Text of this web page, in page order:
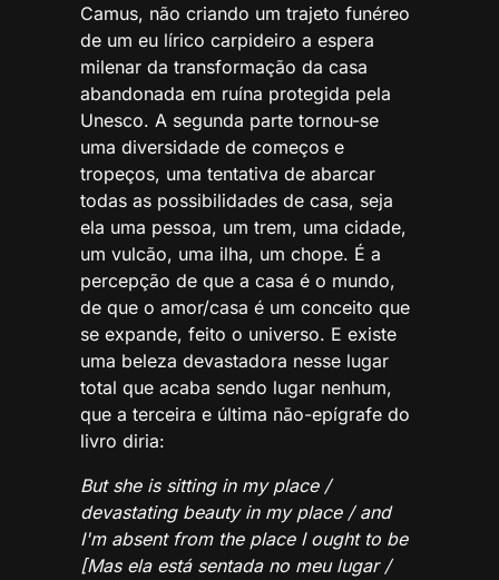
Camus, não criando um trajeto funéreo
de um eu lírico carpideiro a espera
milenar da transformação da casa
abandonada em ruína protegida pela
Unesco. A segunda parte tornou-se
uma diversidade de começos e
tropeços, uma tentativa de abarcar
todas as possibilidades de casa, seja
ela uma pessoa, um trem, uma cidade,
um vulcão, uma ilha, um chope. É a
percepção de que a casa é o mundo,
de que o amor/casa é um conceito que
se expande, feito o universo. E existe
uma beleza devastadora nesse lugar
total que acaba sendo lugar nenhum,
que a terceira e última não-epígrafe do
livro diria:
But she is sitting in my place /
devastating beauty in my place / and
I'm absent from the place I ought to be
[Mas ela está sentada no meu lugar /